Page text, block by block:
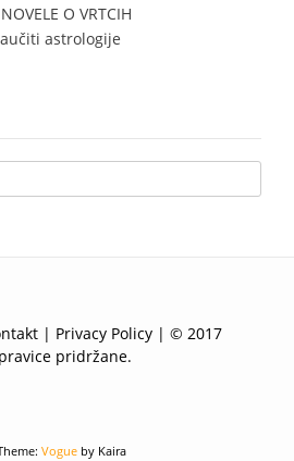
O VRTCIH
astrologije
| Privacy Policy | © 2017
pridržane.
Vogueby Kaira